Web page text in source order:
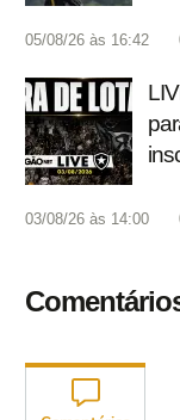
05/08/26 às 16:42
03/08/26 às 14:00